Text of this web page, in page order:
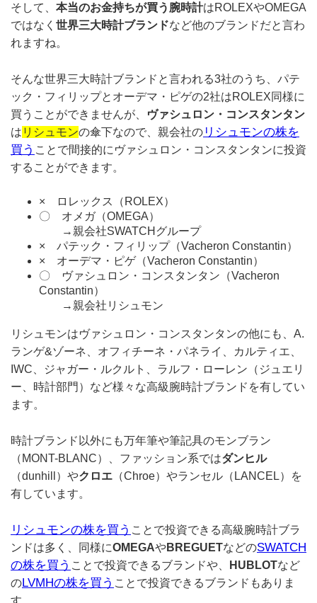
そして、 本当のお金持ちが買う腕時計はROLEXやOMEGA
ではなく 世界三大時計ブランドなど他のブランドだと言わ
れますね。
そんな世界三大時計ブランドと言われる3社のうち、パテ
ック・フィリップとオーデマ・ピゲの2社はROLEX同様に
買うことができませんが、
ヴァシュロン・コンスタンタン
は リシュモンの傘下なので、親会社の リシュモンの株を
買う ことで間接的にヴァシュロン・コンスタンタンに投資
することができます。
× ロレックス（ROLEX）
〇 オメガ（OMEGA）
→親会社SWATCHグループ
× パテック・フィリップ（Vacheron Constantin）
× オーデマ・ピゲ（Vacheron Constantin）
〇 ヴァシュロン・コンスタンタン（Vacheron
Constantin）
→親会社リシュモン
リシュモンはヴァシュロン・コンスタンタンの他にも、A.
ランゲ&ゾーネ、オフィチーネ・パネライ、カルティエ、
IWC、ジャガー・ルクルト、ラルフ・ローレン（ジュエリ
ー、時計部門）など様々な高級腕時計ブランドを有してい
ます。
時計ブランド以外にも万年筆や筆記具のモンブラン
（MONT-BLANC）、ファッション系ではダンヒル
（dunhill）やクロエ （Chroe）やランセル（LANCEL）を
有しています。
リシュモンの株を買う ことで投資できる高級腕時計ブラ
ンドは多く、同様にOMEGAやBREGUETなどのSWATCH
の株を買う ことで投資できるブランドや、 HUBLOTなど
のLVMHの株を買う ことで投資できるブランドもありま
す。